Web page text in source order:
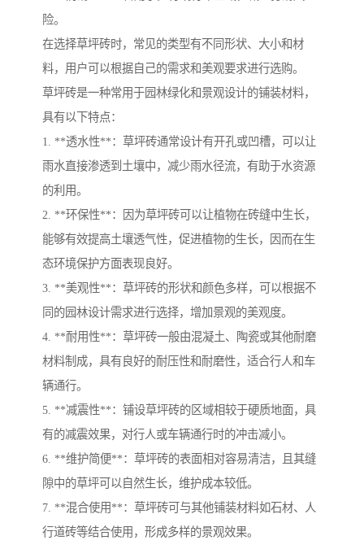
险。
在选择草坪砖时，常见的类型有不同形状、大小和材
料，用户可以根据自己的需求和美观要求进行选购。
草坪砖是一种常用于园林绿化和景观设计的铺装材料，
具有以下特点：
1. **透水性**：草坪砖通常设计有开孔或凹槽，可以让
雨水直接渗透到土壤中，减少雨水径流，有助于水资源
的利用。
2. **环保性**：因为草坪砖可以让植物在砖缝中生长，
能够有效提高土壤透气性，促进植物的生长，因而在生
态环境保护方面表现良好。
3. **美观性**：草坪砖的形状和颜色多样，可以根据不
同的园林设计需求进行选择，增加景观的美观度。
4. **耐用性**：草坪砖一般由混凝土、陶瓷或其他耐磨
材料制成，具有良好的耐压性和耐磨性，适合行人和车
辆通行。
5. **减震性**：铺设草坪砖的区域相较于硬质地面，具
有的减震效果，对行人或车辆通行时的冲击减小。
6. **维护简便**：草坪砖的表面相对容易清洁，且其缝
隙中的草坪可以自然生长，维护成本较低。
7. **混合使用**：草坪砖可与其他铺装材料如石材、人
行道砖等结合使用，形成多样的景观效果。